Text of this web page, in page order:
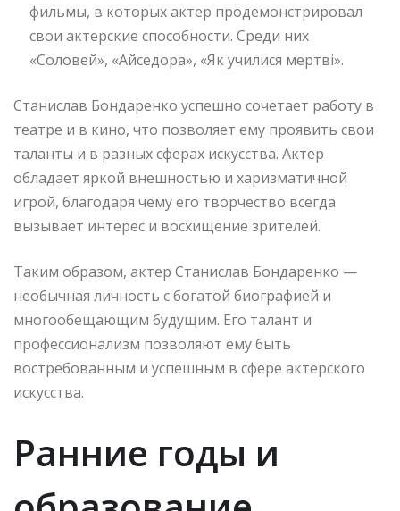
фильмы, в которых актер продемонстрировал
свои актерские способности. Среди них
«Соловей», «Айседора», «Як училися мертві».
Станислав Бондаренко успешно сочетает работу в
театре и в кино, что позволяет ему проявить свои
таланты и в разных сферах искусства. Актер
обладает яркой внешностью и харизматичной
игрой, благодаря чему его творчество всегда
вызывает интерес и восхищение зрителей.
Таким образом, актер Станислав Бондаренко —
необычная личность с богатой биографией и
многообещающим будущим. Его талант и
профессионализм позволяют ему быть
востребованным и успешным в сфере актерского
искусства.
Ранние годы и